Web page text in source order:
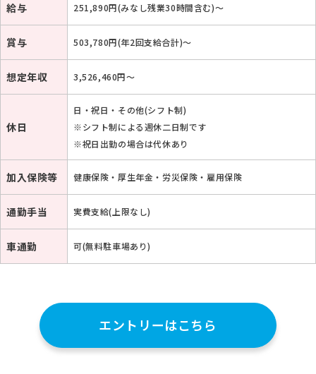
給与 251,890円(みなし残業30時間含む)〜
賞与 503,780円(年2回支給合計)〜
想定年収 3,526,460円～
休日
日・祝日・その他(シフト制)
※シフト制による週休二日制です
※祝日出勤の場合は代休あり
加入保険等 健康保険・厚生年金・労災保険・雇用保険
通勤手当 実費支給(上限なし)
車通勤 可(無料駐車場あり)
エントリーはこちら